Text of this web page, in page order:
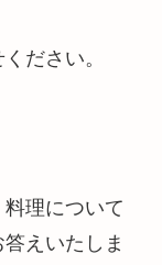
ださい。
理について
えいたしま